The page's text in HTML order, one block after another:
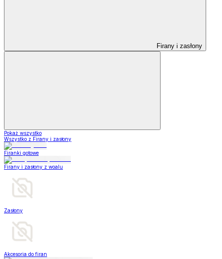
Firany i zasłony
Pokaż wszystko
Wszystko z Firany i zasłony
Firanki gotowe
Firany i zasłony z woalu
Zasłony
Akcesoria do firan